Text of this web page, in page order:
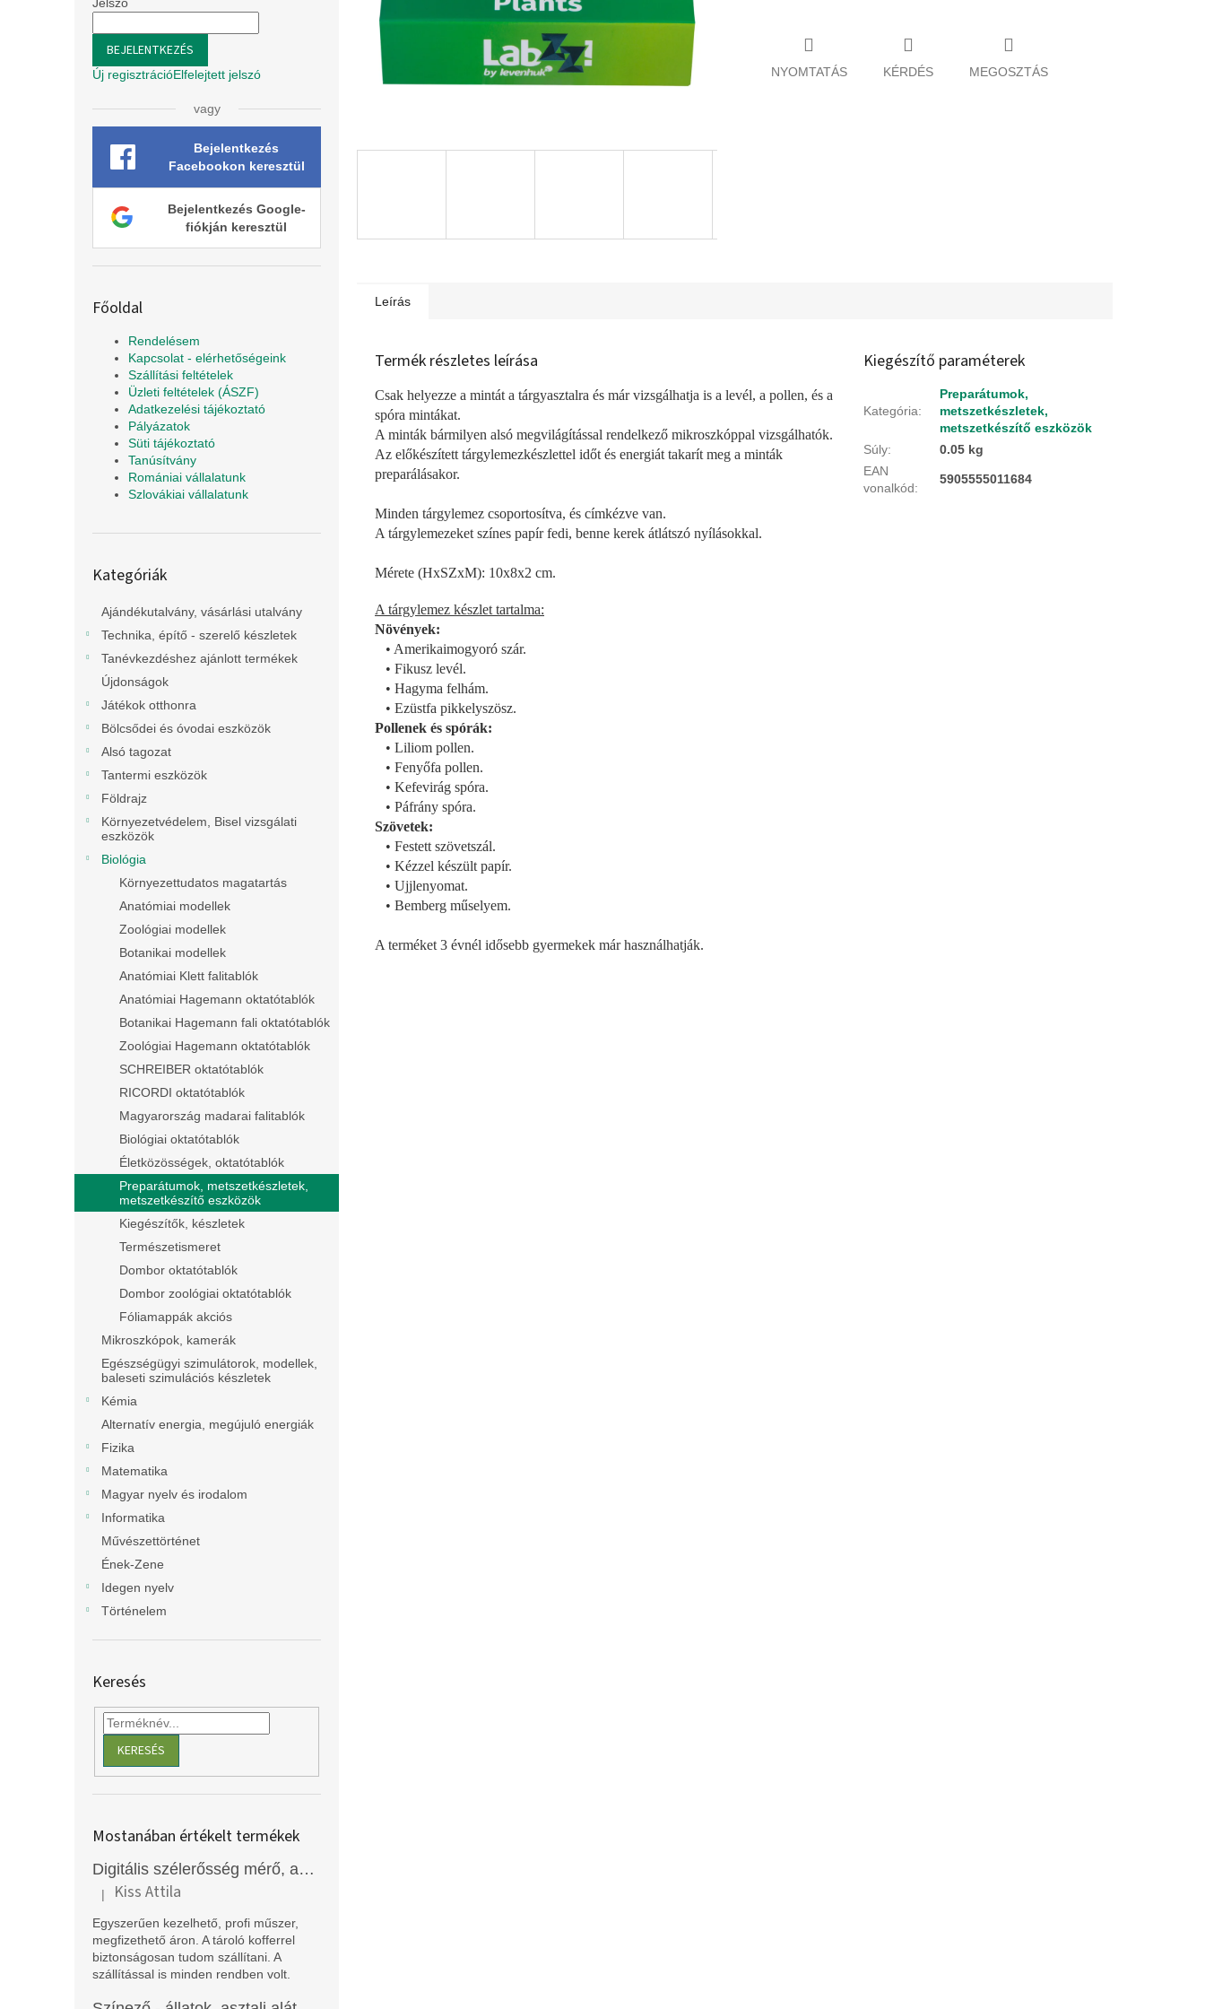
BEJELENTKEZÉS
Új regisztrációElfelejtett jelszó
vagy
Bejelentkezés
Facebookon keresztül
Bejelentkezés Google-
fiókján keresztül
Főoldal
Rendelésem
Kapcsolat - elérhetőségeink
Szállítási feltételek
Üzleti feltételek (ÁSZF)
Adatkezelési tájékoztató
Pályázatok
Süti tájékoztató
Tanúsítvány
Romániai vállalatunk
Szlovákiai vállalatunk
átugrása
Kategóriák
Ajándékutalvány, vásárlási utalvány
Technika, építő - szerelő készletek
Tanévkezdéshez ajánlott termékek
Újdonságok
Játékok otthonra
Bölcsődei és óvodai eszközök
Alsó tagozat
Tantermi eszközök
Földrajz
Környezetvédelem, Bisel vizsgálati
eszközök
Biológia
Környezettudatos magatartás
Anatómiai modellek
Zoológiai modellek
Botanikai modellek
Anatómiai Klett falitablók
Anatómiai Hagemann oktatótablók
Botanikai Hagemann fali oktatótablók
Zoológiai Hagemann oktatótablók
SCHREIBER oktatótablók
RICORDI oktatótablók
Magyarország madarai falitablók
Biológiai oktatótablók
Életközösségek, oktatótablók
Preparátumok, metszetkészletek,
metszetkészítő eszközök
Kiegészítők, készletek
Természetismeret
Dombor oktatótablók
Dombor zoológiai oktatótablók
Fóliamappák akciós
Mikroszkópok, kamerák
Egészségügyi szimulátorok, modellek,
baleseti szimulációs készletek
Kémia
Alternatív energia, megújuló energiák
Fizika
Matematika
Magyar nyelv és irodalom
Informatika
Művészettörténet
Ének-Zene
Idegen nyelv
Történelem
Keresés
KERESÉS
Mostanában értékelt termékek
Digitális szélerősség mérő, anemométer, EM2250
A termék értékelése 5-ből 5 csillag.
| Kiss Attila
Egyszerűen kezelhető, profi műszer,
megfizethető áron. A tároló kofferrel
biztonságosan tudom szállítani. A
szállítással is minden rendben volt.
NYOMTATÁS KÉRDÉS MEGOSZTÁS
Leírás
Termék részletes leírása
Csak helyezze a mintát a tárgyasztalra és már vizsgálhatja is a levél, a pollen, és a
spóra mintákat.
A minták bármilyen alsó megvilágítással rendelkező mikroszkóppal vizsgálhatók.
Az előkészített tárgylemezkészlettel időt és energiát takarít meg a minták
preparálásakor.
Minden tárgylemez csoportosítva, és címkézve van.
A tárgylemezeket színes papír fedi, benne kerek átlátszó nyílásokkal.
Mérete (HxSZxM): 10x8x2 cm.
A tárgylemez készlet tartalma:
Növények:
• Amerikaimogyoró szár.
• Fikusz levél.
• Hagyma felhám.
• Ezüstfa pikkelyszösz.
Pollenek és spórák:
• Liliom pollen.
• Fenyőfa pollen.
• Kefevirág spóra.
• Páfrány spóra.
Szövetek:
• Festett szövetszál.
• Kézzel készült papír.
• Ujjlenyomat.
• Bemberg műselyem.
A terméket 3 évnél idősebb gyermekek már használhatják.
Kiegészítő paraméterek
Kategória:
Preparátumok,
metszetkészletek,
metszetkészítő eszközök
Súly:
0.05 kg
EAN
vonalkód:
5905555011684